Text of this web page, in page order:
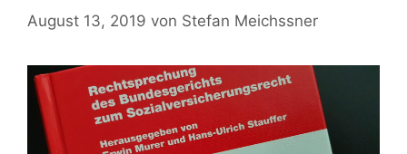
August 13, 2019 von Stefan Meichssner